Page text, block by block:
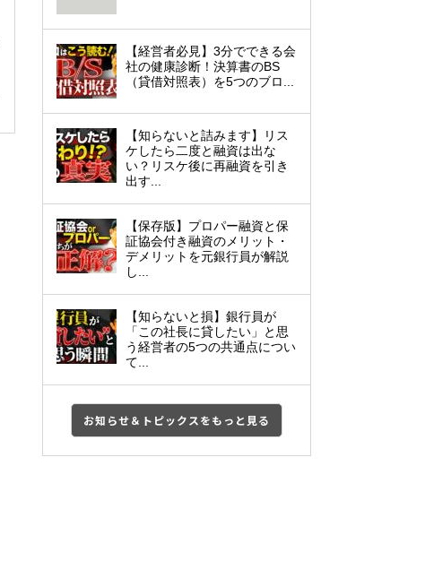
【経営者必見】3分でできる会
社の健康診断！決算書のBS
（貸借対照表）を5つのブロ...
【知らないと詰みます】リス
ケしたら二度と融資は出な
い？リスケ後に再融資を引き
出す...
【保存版】プロパー融資と保
証協会付き融資のメリット・
デメリットを元銀行員が解説
し...
【知らないと損】銀行員が
「この社長に貸したい」と思
う経営者の5つの共通点につい
て...
お知らせ＆トピックスをもっと見る